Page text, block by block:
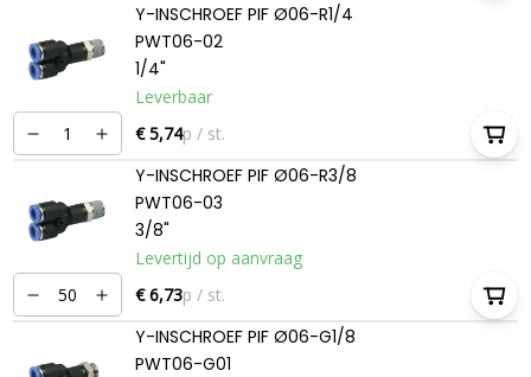
Y-INSCHROEF PIF Ø06-R1/4
PWT06-02
1/4"
Leverbaar
€ 5,74p / st.
Y-INSCHROEF PIF Ø06-R3/8
PWT06-03
3/8"
Levertijd op aanvraag
€ 6,73p / st.
Y-INSCHROEF PIF Ø06-G1/8
PWT06-G01